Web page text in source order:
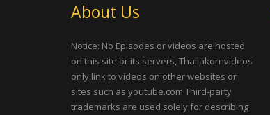
About Us
Notice: No Episodes or videos are hosted
on this site or its servers, Thailakornvideos
only link to videos on other websites or
sites such as youtube.com Third-party
trademarks are used solely for describing